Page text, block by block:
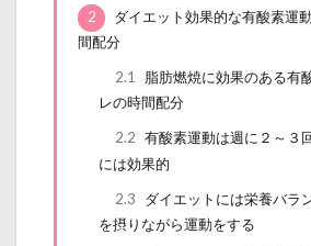
2
ダイエット効果的な有酸素運
間配分
2.1
脂肪燃焼に効果のある有
レの時間配分
2.2 有酸素運動は週に２～３
には効果的
2.3
ダイエットには栄養バラ
を摂りながら運動をする